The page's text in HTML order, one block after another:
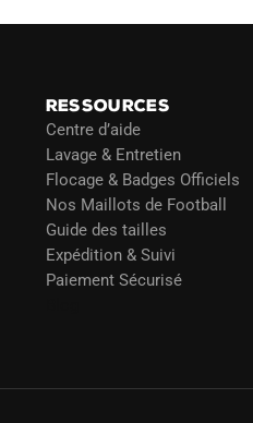
du
produit
RESSOURCES
Centre d’aide
Lavage & Entretien
Flocage & Badges Officiels
Nos Maillots de Football
Guide des tailles
Expédition & Suivi
Paiement Sécurisé